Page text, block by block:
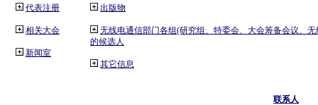
代表注册
相关大会
新闻室
出版物
无线电通信部门各组(研究组、特委会、大会筹备会议、
的候选人
其它信息
联系人